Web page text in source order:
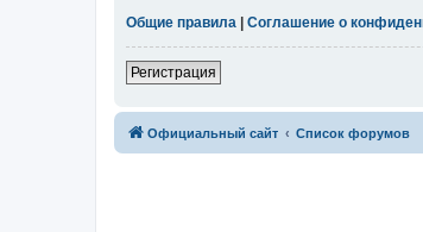
Общие правила
Соглашение о
Регистрация
Официальный сайт Список форумов